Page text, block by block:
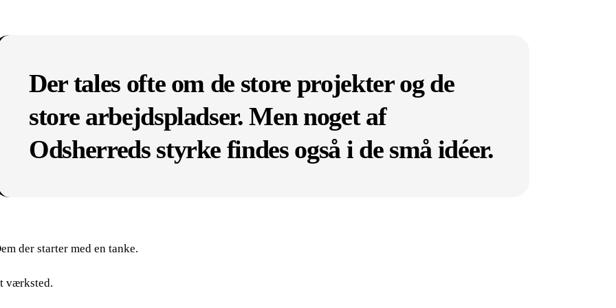
Der tales ofte om de store projekter og de
store arbejdspladser. Men noget af
Odsherreds styrke findes også i de små idéer.
der starter med en tanke.
værksted.